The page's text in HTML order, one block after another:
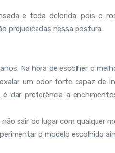
e toda dolorida, pois o
prejudicadas nessa postura.
Na hora de escolher o
um odor forte capaz de
dar preferência a
sair do lugar com qualquer
o modelo escolhido